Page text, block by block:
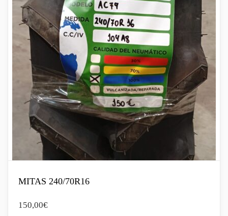
MITAS 240/70R16
150,00€